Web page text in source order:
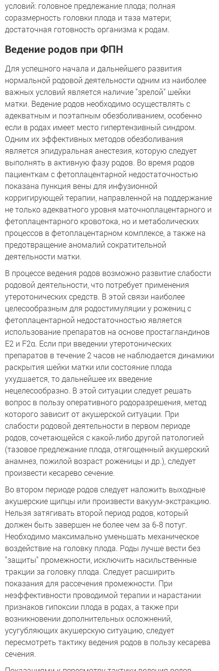
условий: головное предлежание плода; полная
соразмерность головки плода и таза матери;
достаточная готовность организма к родам.
Ведение родов при ФПН
Для успешного начала и дальнейшего развития
нормальной родовой деятельности одним из наиболее
важных условий является наличие "зрелой" шейки
матки. Ведение родов необходимо осуществлять с
адекватным и поэтапным обезболиванием, особенно
если в родах имеет место гипертензивный синдром.
Одним их эффективных методов обезболивания
является эпидуральная анестезия, которую следует
выполнять в активную фазу родов. Во время родов
пациенткам с фетоплацентарной недостаточностью
показана пункция вены для инфузионной
корригирующей терапии, направленной на поддержание
не только адекватного уровня маточноплацентарного и
фетоплацентарного кровотока, но и метаболических
процессов в фетоплацентарном комплексе, а также на
предотвращение аномалий сократительной
деятельности матки.
В процессе ведения родов возможно развитие слабости
родовой деятельности, что потребует применения
утеротонических средств. В этой связи наиболее
целесообразным для родостимуляции у рожениц с
фетоплацентарной недостаточностью является
использование препаратов на основе простагландинов
Е2 и F2α. Если при введении утеротонических
препаратов в течение 2 часов не наблюдается динамики
раскрытия шейки матки или состояние плода
ухудшается, то дальнейшее их введение
нецелесообразно. В этой ситуации следует решать
вопрос в пользу оперативного родоразрешения, метод
которого зависит от акушерской ситуации. При
слабости родовой деятельности в первом периоде
родов, сочетающейся с какой-либо другой патологией
(тазовое предлежание плода, отягощенный акушерский
анамнез, пожилой возраст роженицы и др.), следует
произвести кесарево сечение.
Во втором периоде родов следует наложить выходные
акушерские щипцы или произвести вакуум-экстракцию.
Нельзя затягивать второй период родов, который
должен быть завершен не более чем за 6-8 потуг.
Необходимо максимально уменьшать механическое
воздействие на головку плода. Роды лучше вести без
"защиты" промежности, исключить насильственные
тракции за головку плода. Следует расширить
показания для рассечения промежности. При
неэффективности проводимой терапии и нарастании
признаков гипоксии плода в родах, а также при
возникновении дополнительных осложнений,
усугубляющих акушерскую ситуацию, следует
пересмотреть тактику ведения родов в пользу кесарева
сечения.